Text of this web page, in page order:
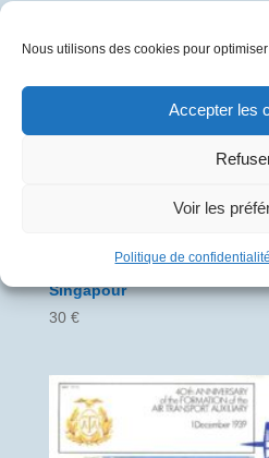
Nous utilisons des cookies pour
Accepter les
Voir les
Politique de confidentialité
Singapour
30 €